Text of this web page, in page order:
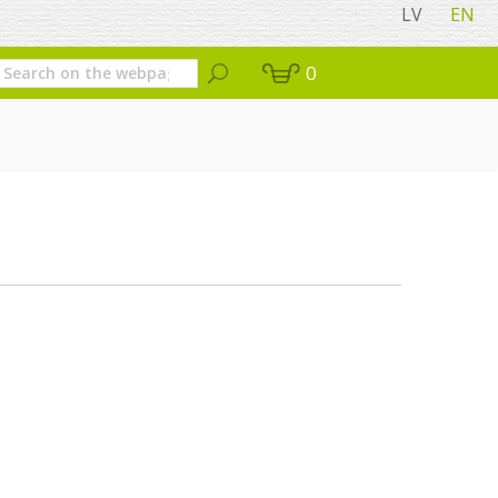
LV EN
0